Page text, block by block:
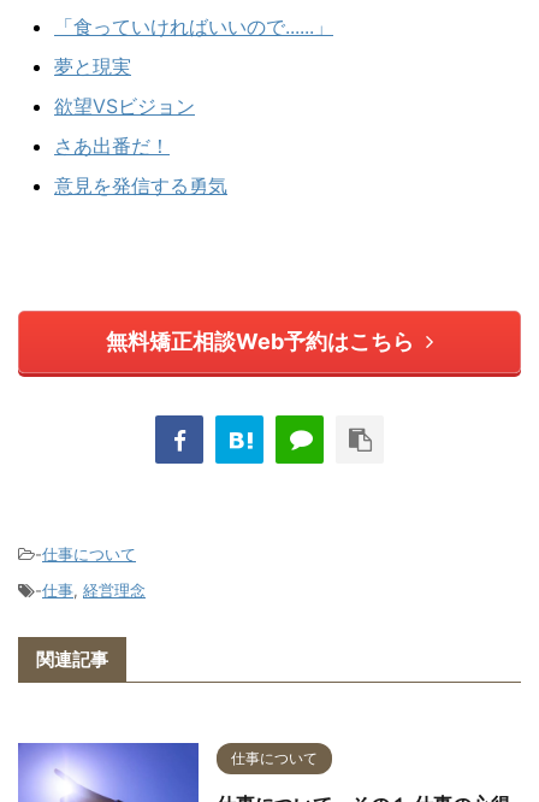
「食っていければいいので......」
夢と現実
欲望VSビジョン
さあ出番だ！
意見を発信する勇気
無料矯正相談Web予約はこちら
-仕事について
-仕事, 経営理念
関連記事
仕事について